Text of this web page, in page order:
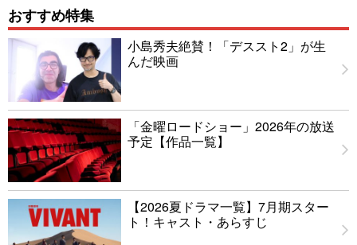
おすすめ特集
小島秀夫絶賛！「デススト2」が生
んだ映画
「金曜ロードショー」2026年の放送
予定【作品一覧】
【2026夏ドラマ一覧】7月期スター
ト！キャスト・あらすじ